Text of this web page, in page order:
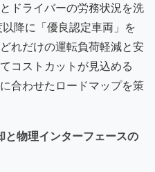
ドライバーの労務状況を洗
降に「優良認定車両」を
れだけの運転負荷軽減と安
コストカットが見込める
合わせたロードマップを策
と物理インターフェースの